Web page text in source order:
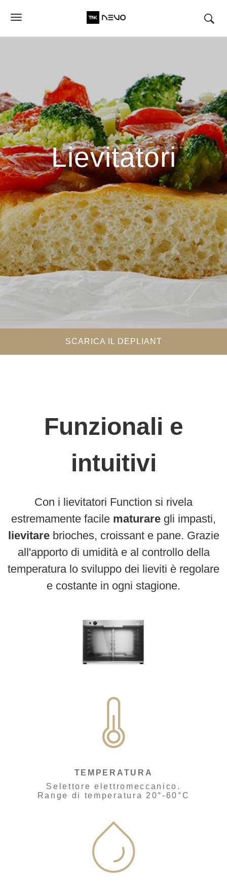
Lievitatori
SCARICA IL DEPLIANT
Funzionali e
intuitivi
Con i lievitatori Function si rivela
estremamente facile maturare gli impasti,
lievitare brioches, croissant e pane. Grazie
all'apporto di umidità e al controllo della
temperatura lo sviluppo dei lieviti è regolare
e costante in ogni stagione.
TEMPERATURA
Selettore elettromeccanico.
Range di temperatura 20°-60°C